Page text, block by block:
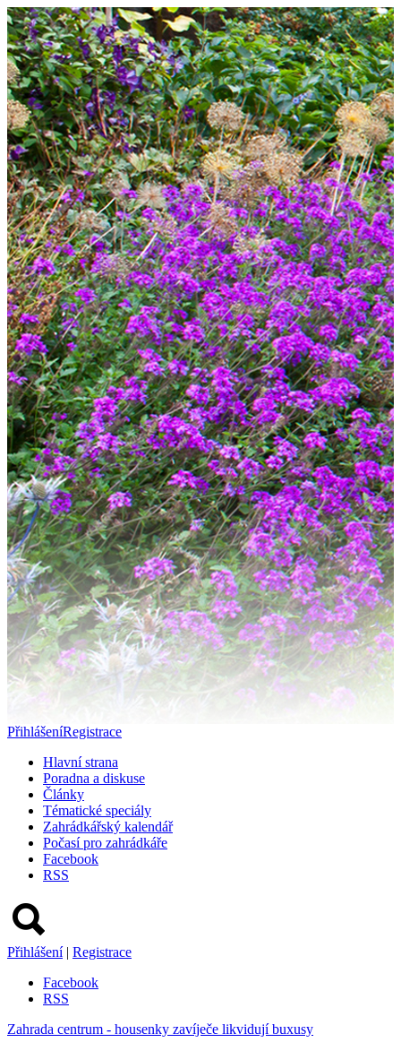
PřihlášeníRegistrace
Hlavní strana
Poradna a diskuse
Články
Tématické speciály
Zahrádkářský kalendář
Počasí pro zahrádkáře
Facebook
RSS
Přihlášení | Registrace
Facebook
RSS
Zahrada centrum - housenky zavíječe likvidují buxusy